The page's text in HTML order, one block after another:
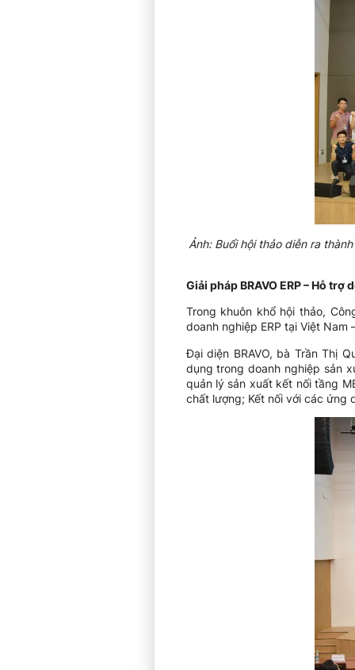
Ảnh: Buổi hội thảo diễn ra
Giải pháp BRAVO ERP – Hỗ
Trong khuôn khổ hội thảo,
doanh nghiệp ERP tại Việt
Đại diện BRAVO, bà Trần Thị
dụng trong doanh nghiệp sản
quản lý sản xuất kết nối tầng
chất lượng; Kết nối với các ứng